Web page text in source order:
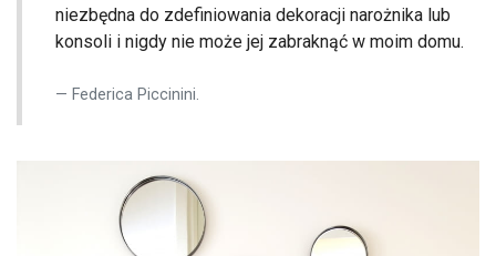
niezbędna do zdefiniowania dekoracji narożnika lub
konsoli i nigdy nie może jej zabraknąć w moim domu.
Federica Piccinini.